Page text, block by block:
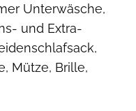
Unterwäsche,
und ­Extra-
Mütze, Brille,